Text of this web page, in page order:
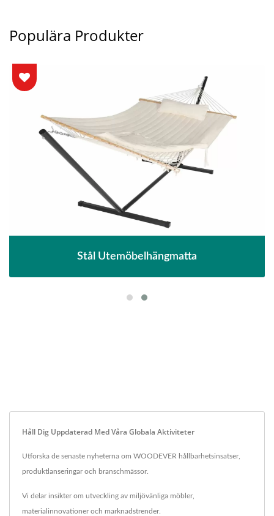
Populära Produkter
Stål Utemöbelhängmatta
Håll Dig Uppdaterad Med Våra Globala Aktiviteter
Utforska de senaste nyheterna om WOODEVER hållbarhetsinsatser,
produktlanseringar och branschmässor.
Vi delar insikter om utveckling av miljövänliga möbler,
materialinnovationer och marknadstrender.